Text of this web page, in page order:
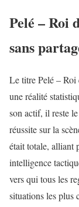
Pelé – Roi
sans
Le titrePelé –
une réalité
son actif, il reste
réussite sur la
était totale, alliant
intelligence
vers qui tous les
situations les plus